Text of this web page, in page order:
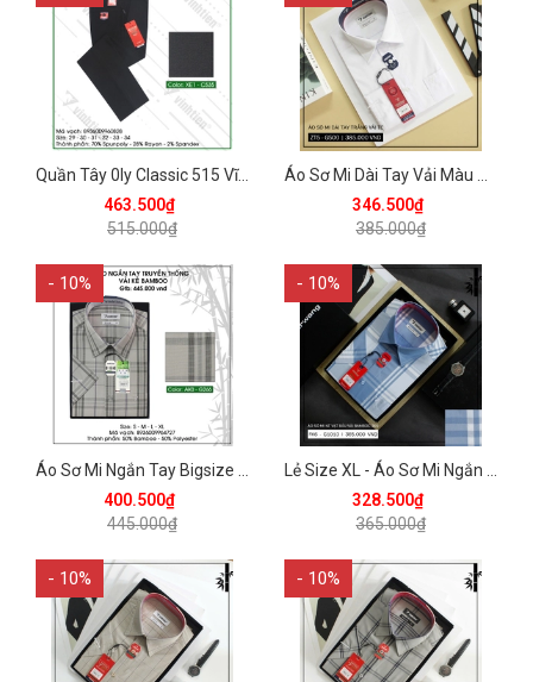
Quần Tây 0ly Classic 515 Vĩnh Tiến - ND1-C535
463.500₫
515.000₫
346.500₫
385.000₫
- 10%
400.500₫
445.000₫
- 10%
328.500₫
365.000₫
- 10% - 10%